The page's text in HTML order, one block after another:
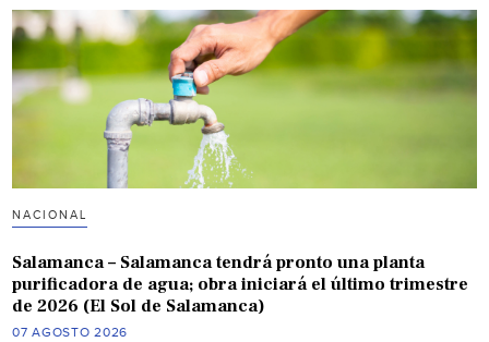
NACIONAL
Salamanca – Salamanca tendrá pronto una planta
purificadora de agua; obra iniciará el último trimestre
de 2026 (El Sol de Salamanca)
07 AGOSTO 2026